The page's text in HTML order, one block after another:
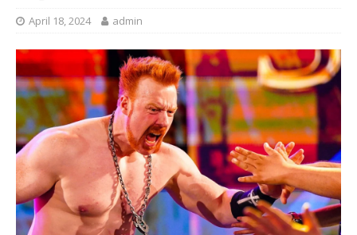
April 18, 2024 admin